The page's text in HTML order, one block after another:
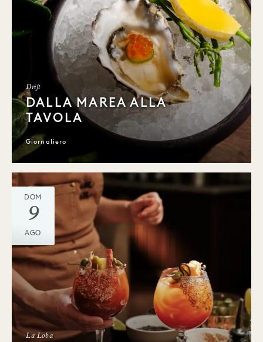
Drift
DALLA MAREA ALLA
TAVOLA
Giornaliero
DOM
9
AGO
La Loba